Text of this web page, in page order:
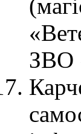
ЗВО